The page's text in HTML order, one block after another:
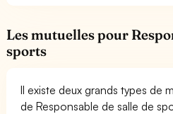
Les mutuelles pour
sports
Il existe deux grands types de
de Responsable de salle de